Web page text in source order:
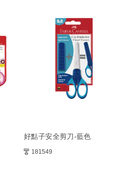
好點子安全剪刀-藍色
181549